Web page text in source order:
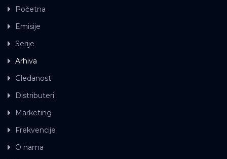
Početna
Emisije
Serije
Arhiva
Gledanost
Distributeri
Marketing
Frekvencije
O nama